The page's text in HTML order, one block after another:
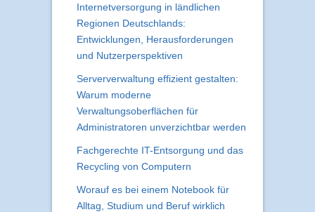
Internetversorgung in ländlichen
Regionen Deutschlands:
Entwicklungen, Herausforderungen
und Nutzerperspektiven
Serververwaltung effizient gestalten:
Warum moderne
Verwaltungsoberflächen für
Administratoren unverzichtbar werden
Fachgerechte IT-Entsorgung und das
Recycling von Computern
Worauf es bei einem Notebook für
Alltag, Studium und Beruf wirklich